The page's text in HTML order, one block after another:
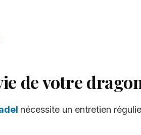
de votre
nécessite un entretien